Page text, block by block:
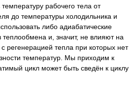
рабочего тела от
до температуры холодильника и
либо адиабатические
теплообмена и, значит, не влияют на
регенерацией тепла при которых нет
температур. Мы приходим к
цикл может быть сведён к циклу